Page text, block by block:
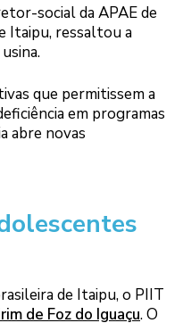
social da APAE de
Itaipu, ressaltou a
que permitissem a
em programas
abre novas
de Itaipu, o PIIT
de Foz do Iguaçu. O